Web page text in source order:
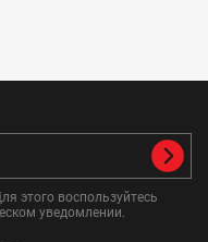
этого воспользуйтесь
уведомлении.